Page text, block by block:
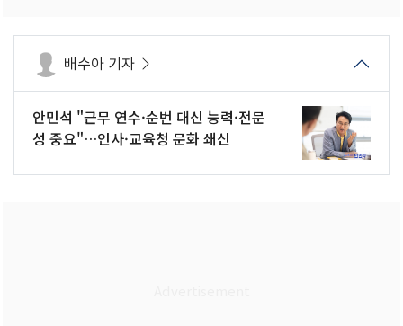
배수아 기자
안민석 "근무 연수·순번 대신 능력·전문
성 중요"…인사·교육청 문화 쇄신